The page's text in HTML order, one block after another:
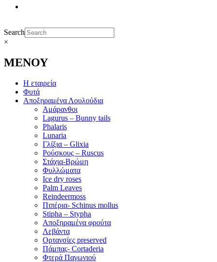
Search
×
ΜΕΝΟΥ
Η εταιρεία
Φυτά
Αποξηραμένα Λουλούδια
Αμάρανθοι
Lagurus – Bunny tails
Phalaris
Lunaria
Γλίξια – Glixia
Ρούσκους – Ruscus
Στάχια-Βρώμη
Φυλλώματα
Ice dry roses
Palm Leaves
Reindeermoss
Πιπέρια- Schinus mollus
Stipha – Stypha
Αποξηραμένα φρούτα
Λεβάντα
Ορτανσίες preserved
Πάμπας- Cortaderia
Φτερά Παγωνιού